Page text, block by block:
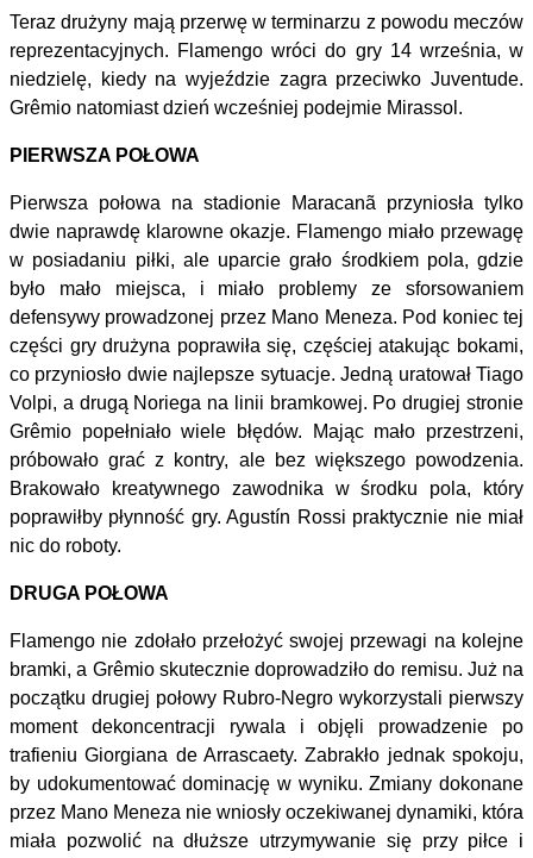
Teraz drużyny mają przerwę w terminarzu z powodu meczów
reprezentacyjnych. Flamengo wróci do gry 14 września, w
niedzielę, kiedy na wyjeździe zagra przeciwko Juventude.
Grêmio natomiast dzień wcześniej podejmie Mirassol.
PIERWSZA POŁOWA
Pierwsza połowa na stadionie Maracanã przyniosła tylko
dwie naprawdę klarowne okazje. Flamengo miało przewagę
w posiadaniu piłki, ale uparcie grało środkiem pola, gdzie
było mało miejsca, i miało problemy ze sforsowaniem
defensywy prowadzonej przez Mano Meneza. Pod koniec tej
części gry drużyna poprawiła się, częściej atakując bokami,
co przyniosło dwie najlepsze sytuacje. Jedną uratował Tiago
Volpi, a drugą Noriega na linii bramkowej. Po drugiej stronie
Grêmio popełniało wiele błędów. Mając mało przestrzeni,
próbowało grać z kontry, ale bez większego powodzenia.
Brakowało kreatywnego zawodnika w środku pola, który
poprawiłby płynność gry. Agustín Rossi praktycznie nie miał
nic do roboty.
DRUGA POŁOWA
Flamengo nie zdołało przełożyć swojej przewagi na kolejne
bramki, a Grêmio skutecznie doprowadziło do remisu. Już na
początku drugiej połowy Rubro-Negro wykorzystali pierwszy
moment dekoncentracji rywala i objęli prowadzenie po
trafieniu Giorgiana de Arrascaety. Zabrakło jednak spokoju,
by udokumentować dominację w wyniku. Zmiany dokonane
przez Mano Meneza nie wniosły oczekiwanej dynamiki, która
miała pozwolić na dłuższe utrzymywanie się przy piłce i